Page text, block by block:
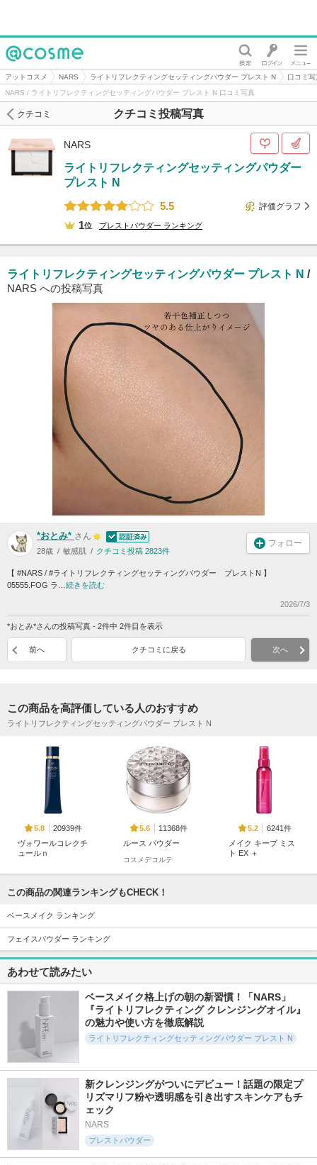
@cosme
アットコスメ NARS ライトリフレクティングセッティングパウダー プレスト N
口コミ
NARS / ライトリフレクティングセッティングパウダー プレスト N 口コミ写真
クチコミ投稿写真
クチコミ
NARS
ライトリフレクティングセッティングパウダー
プレスト N
5.5
評価グラフ
1位 プレストパウダー ランキング
ライトリフレクティングセッティングパウダー プレスト N /
NARS への投稿写真
*おとみ* さん
28歳 敏感肌 クチコミ投稿 2823件
フォロー
【 #NARS / #ライトリフレクティングセッティングパウダー プレストN 】
05555.FOG ラ… 続きを読む
2026/7/3
*おとみ*さんの投稿写真 - 2件中 2件目を表示
前へ クチコミに戻る 次へ
この商品を高評価している人のおすすめ
ライトリフレクティングセッティングパウダー プレスト N
5.8
20939件
ヴォワールコレクチ
ュールｎ
5.6
11368件
ルース パウダー
コスメデコルテ
5.2
6241件
メイク キープ ミス
ト EX ＋
5.4
5766件
プリズム・リーブル
ジバンシイ
サンシェルター マ
ルチ プロテクショ
ン トーンアップCC
コスメデコルテ
ジェノプティクス C
C プライマー
SK-II
5.6
8641件
ディオールスキン
フォーエヴァー ス
ング トーンアップ
ヴェール
NARS
この商品の関連ランキングもCHECK！
ベースメイク ランキング
フェイスパウダー ランキング
あわせて読みたい
ベースメイク格上げの朝の新習慣！「NARS」
『ライトリフレクティング クレンジングオイル』
の魅力や使い方を徹底解説
ライトリフレクティングセッティングパウダー プレスト N
新クレンジングがついにデビュー！話題の限定プ
リズマリフ粉や透明感を引き出すスキンケアもチ
ェック
NARS
プレストパウダー